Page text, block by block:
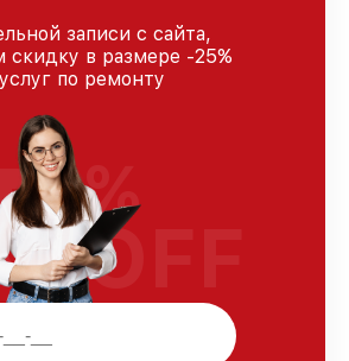
записи с сайта,
скидку в размере -25%
по ремонту
%
OFF